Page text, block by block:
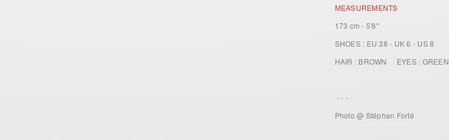
MEASUREMENTS
173 cm - 5'8''
SHOES : EU 38 - UK 6 - US 8
HAIR : BROWN EYES : GREEN
- - -
Photo @ Stéphan Forté